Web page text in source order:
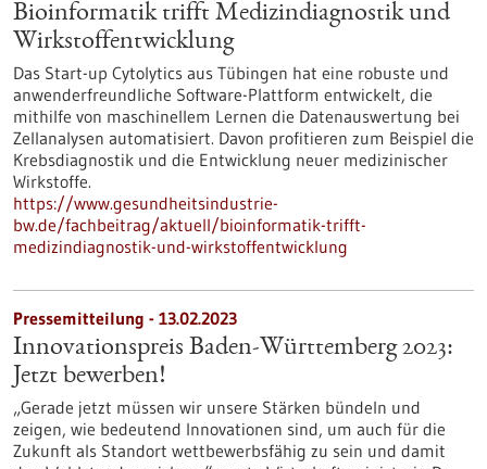
Bioinformatik trifft Medizindiagnostik und
Wirkstoffentwicklung
Das Start-up Cytolytics aus Tübingen hat eine robuste und
anwenderfreundliche Software-Plattform entwickelt, die
mithilfe von maschinellem Lernen die Datenauswertung bei
Zellanalysen automatisiert. Davon profitieren zum Beispiel die
Krebsdiagnostik und die Entwicklung neuer medizinischer
Wirkstoffe.
https://www.gesundheitsindustrie-
bw.de/fachbeitrag/aktuell/bioinformatik-trifft-
medizindiagnostik-und-wirkstoffentwicklung
Pressemitteilung - 13.02.2023
Innovationspreis Baden-Württemberg 2023:
Jetzt bewerben!
„Gerade jetzt müssen wir unsere Stärken bündeln und
zeigen, wie bedeutend Innovationen sind, um auch für die
Zukunft als Standort wettbewerbsfähig zu sein und damit